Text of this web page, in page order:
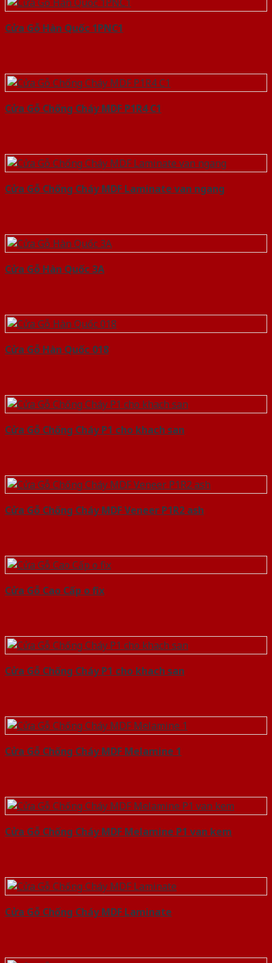
Cửa Gỗ Hàn Quốc 1PNC1
Cửa Gỗ Chống Cháy MDF P1R4 C1
Cửa Gỗ Chống Cháy MDF Laminate van ngang
Cửa Gỗ Hàn Quốc 3A
Cửa Gỗ Hàn Quốc 018
Cửa Gỗ Chống Cháy P1 cho khach san
Cửa Gỗ Chống Cháy MDF Veneer P1R2 ash
Cửa Gỗ Cao Cấp o fix
Cửa Gỗ Chống Cháy P1 cho khach san
Cửa Gỗ Chống Cháy MDF Melamine 1
Cửa Gỗ Chống Cháy MDF Melamine P1 van kem
Cửa Gỗ Chống Cháy MDF Laminate